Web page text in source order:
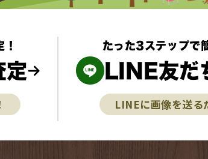
定
たった3ステップで
LINE友だ
LINEに画像を送る